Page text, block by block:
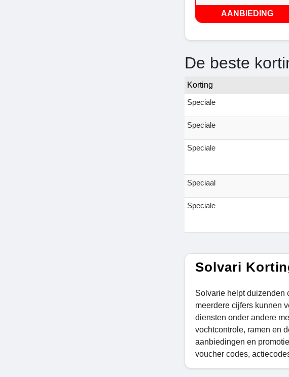
AANBIEDING
De beste
Korting
Speciale
Speciale
Speciale
Speciaal
Speciale
Solvari
Solvarie helpt duizenden
meerdere cijfers kunnen
diensten onder andere
vochtcontrole, ramen en
aanbiedingen en
voucher codes,